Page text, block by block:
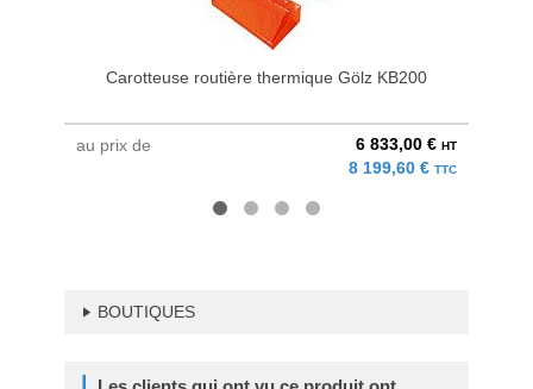
Carotteuse routière thermique Gölz KB200
au prix de 6 833,00 € HT
8 199,60 € TTC
BOUTIQUES